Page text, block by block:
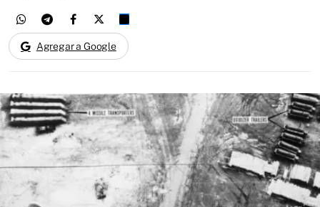
Agregar a Google